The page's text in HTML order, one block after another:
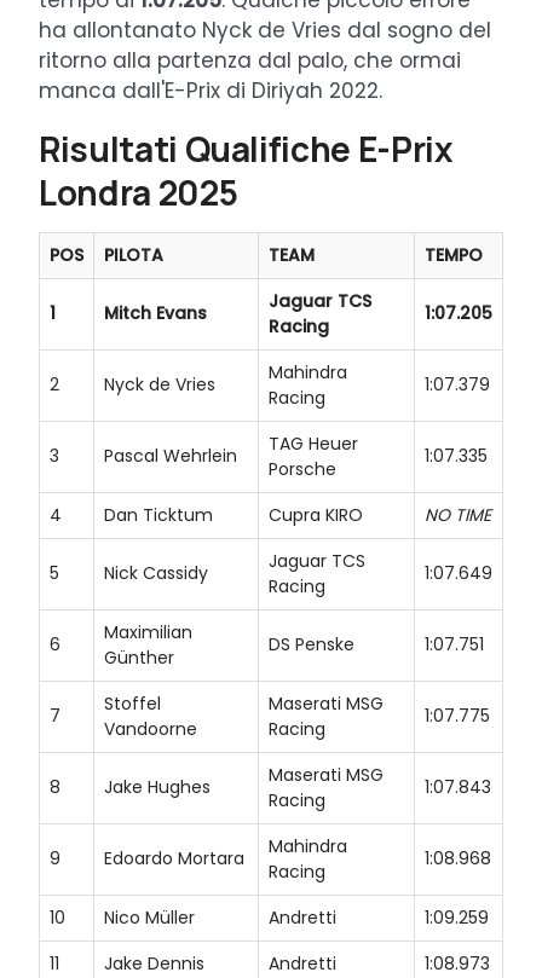
ha allontanato Nyck de Vries dal sogno del
ritorno alla partenza dal palo, che ormai
manca dall'E-Prix di Diriyah 2022.
Risultati Qualifiche E-Prix
Londra 2025
POS PILOTA TEAM TEMPO
1 Mitch Evans
Jaguar TCS
Racing
1:07.205
2 Nyck de Vries
Mahindra
Racing
1:07.379
3 Pascal Wehrlein
TAG Heuer
Porsche
1:07.335
4 Dan Ticktum Cupra KIRO NO TIME
5 Nick Cassidy
Jaguar TCS
Racing
1:07.649
6
Maximilian
Günther
DS Penske 1:07.751
7
Stoffel
Vandoorne
Maserati MSG
Racing
1:07.775
8 Jake Hughes
Maserati MSG
Racing
1:07.843
9 Edoardo Mortara
Mahindra
Racing
1:08.968
10 Nico Müller Andretti
1:09.259
11
Jake Dennis Andretti
1:08.973